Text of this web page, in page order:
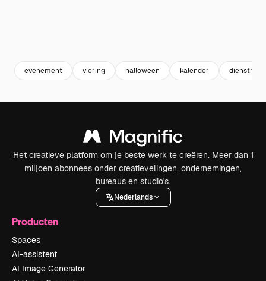
evenement viering halloween kalender
Het creatieve platform om je beste werk te creëren. Meer dan 1
miljoen abonnees onder creatievelingen, ondernemingen,
bureaus en studio's.
Nederlands
Producten
Spaces
AI-assistent
AI Image Generator